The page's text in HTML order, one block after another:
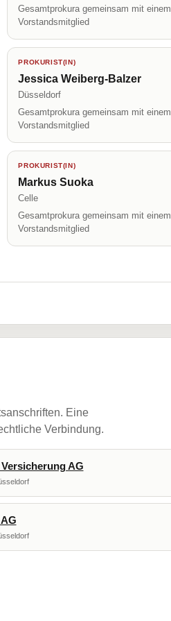
Gesamtprokura gemeinsam mit einem
Vorstandsmitglied
PROKURIST(IN)
Jessica Weiberg-Balzer
Düsseldorf
Gesamtprokura gemeinsam mit einem
Vorstandsmitglied
PROKURIST(IN)
Markus Suoka
Celle
Gesamtprokura gemeinsam mit einem
Vorstandsmitglied
Eine
Verbindung.
AG